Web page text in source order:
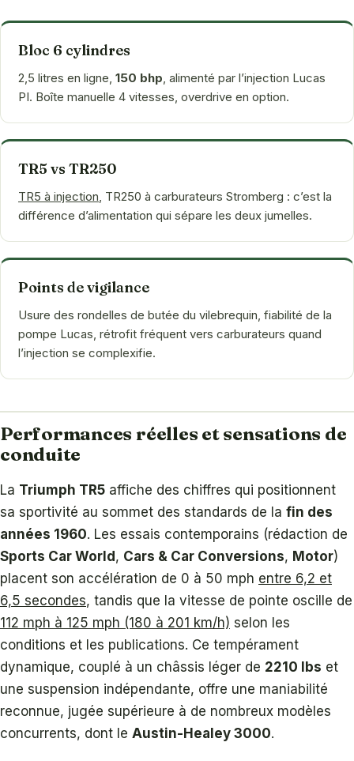
Bloc 6 cylindres
2,5 litres en ligne, 150 bhp, alimenté par l’injection Lucas
PI. Boîte manuelle 4 vitesses, overdrive en option.
TR5 vs TR250
TR5 à injection, TR250 à carburateurs Stromberg : c’est la
différence d’alimentation qui sépare les deux jumelles.
Points de vigilance
Usure des rondelles de butée du vilebrequin, fiabilité de la
pompe Lucas, rétrofit fréquent vers carburateurs quand
l’injection se complexifie.
Performances réelles et sensations de
conduite
La Triumph TR5 affiche des chiffres qui positionnent
sa sportivité au sommet des standards de la fin des
années 1960. Les essais contemporains (rédaction de
Sports Car World , Cars & Car Conversions, Motor)
placent son accélération de 0 à 50 mph entre 6,2 et
6,5 secondes, tandis que la vitesse de pointe oscille de
112 mph à 125 mph (180 à 201 km/h) selon les
conditions et les publications. Ce tempérament
dynamique, couplé à un châssis léger de 2210 lbs et
une suspension indépendante, offre une maniabilité
reconnue, jugée supérieure à de nombreux modèles
concurrents, dont le Austin-Healey 3000.